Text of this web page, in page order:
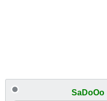
SaDoOo